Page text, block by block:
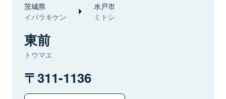
茨城県
イバラキケン
水戸市
ミトシ
東前
トウマエ
311-1136